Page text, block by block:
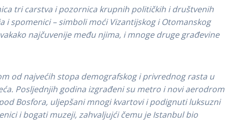
tri carstva i pozornica krupnih političkih i društvenih
i spomenici – simboli moći Vizantijskog i Otomanskog
najčuvenije među njima, i mnoge druge građevine
od najvećih stopa demografskog i privrednog rasta u
Posljednjih godina izgrađeni su metro i novi aerodrom
Bosfora, uljepšani mnogi kvartovi i podignuti luksuzni
i bogati muzeji, zahvaljujći čemu je Istanbul bio